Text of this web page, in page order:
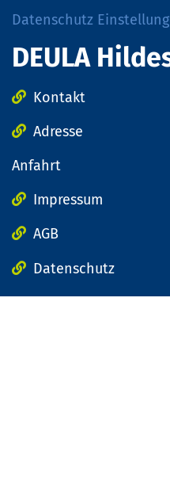
Datenschutz
DEULA
Kontakt
Adresse
Anfahrt
Impressum
AGB
Datenschutz